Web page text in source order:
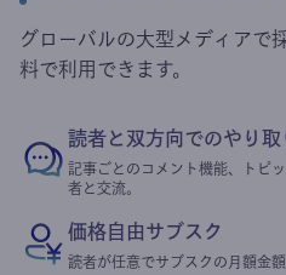
グローバルの大型メディアで
料で利用できます。
読者と双方向でのやり取
記事ごとのコメント機能、トピ
者と交流。
価格自由サブスク
読者が任意でサブスクの月額金